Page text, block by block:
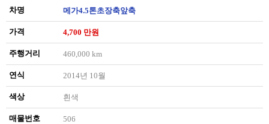
차명 메가4.5톤초장축앞축
가격 4,700 만원
주행거리 460,000 km
연식 2014년 10월
색상 흰색
매물번호 506